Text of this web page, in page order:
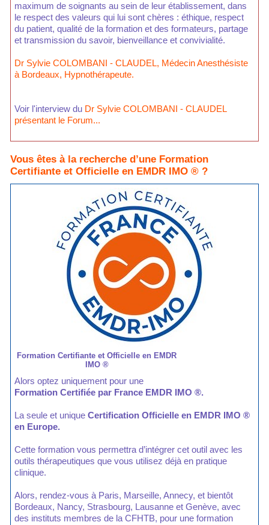
maximum de soignants au sein de leur établissement, dans
le respect des valeurs qui lui sont chères : éthique, respect
du patient, qualité de la formation et des formateurs, partage
et transmission du savoir, bienveillance et convivialité.
Dr Sylvie COLOMBANI - CLAUDEL, Médecin Anesthésiste
à Bordeaux, Hypnothérapeute.
Voir l'interview du Dr Sylvie COLOMBANI - CLAUDEL
présentant le Forum...
Vous êtes à la recherche d’une Formation
Certifiante et Officielle en EMDR IMO ® ?
Formation Certifiante et Officielle en EMDR
IMO ®
Alors optez uniquement pour une
Formation Certifiée par France EMDR IMO ®.
La seule et unique Certification Officielle en EMDR IMO ®
en Europe.
Cette formation vous permettra d’intégrer cet outil avec les
outils thérapeutiques que vous utilisez déjà en pratique
clinique.
Alors, rendez-vous à Paris, Marseille, Annecy, et bientôt
Bordeaux, Nancy, Strasbourg, Lausanne et Genève, avec
des instituts membres de la CFHTB, pour une formation